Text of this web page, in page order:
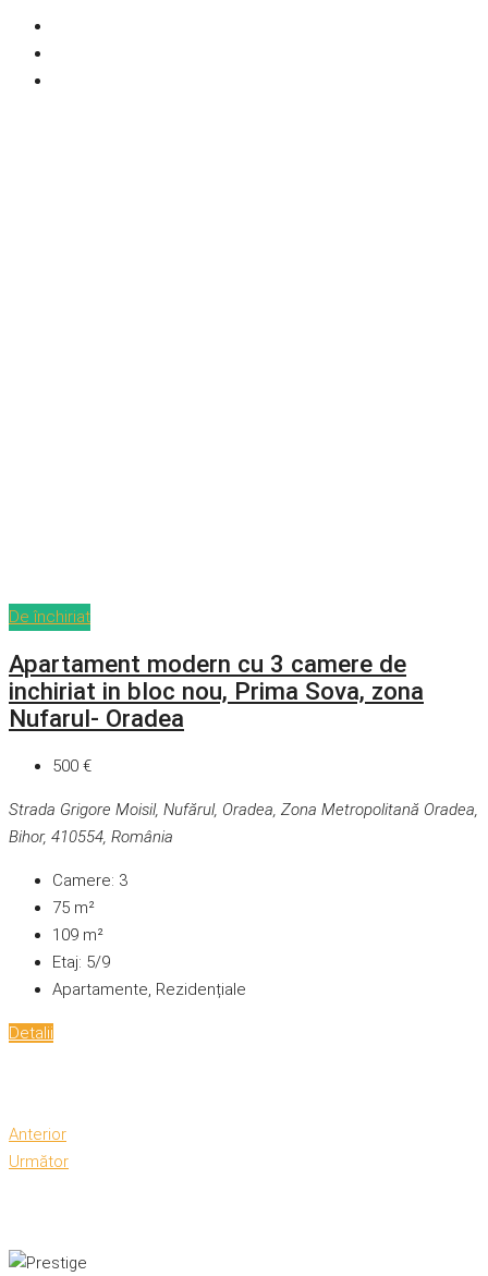
De închiriat
Apartament modern cu 3 camere de
inchiriat in bloc nou, Prima Sova, zona
Nufarul- Oradea
500 €
Strada Grigore Moisil, Nufărul, Oradea, Zona Metropolitană Oradea,
Bihor, 410554, România
Camere: 3
75 m²
109 m²
Etaj: 5/9
Apartamente, Rezidențiale
Detalii
Anterior
Următor